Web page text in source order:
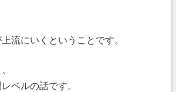
流にいくということです。
ベルの話です。